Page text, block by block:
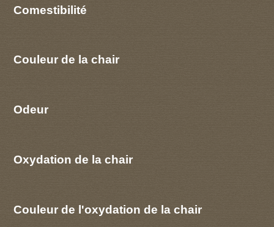
Comestibilité
Couleur de la chair
Odeur
Oxydation de la chair
Couleur de l'oxydation de la chair